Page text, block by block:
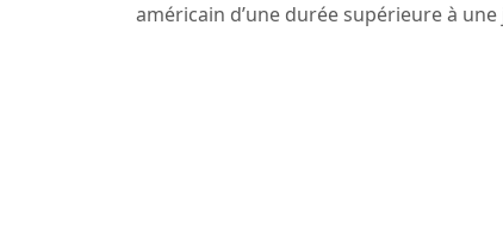
américain d’une durée supérieure à